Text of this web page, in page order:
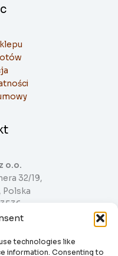
technologies like
information. Consenting to
o.o.
32/19,
Polska